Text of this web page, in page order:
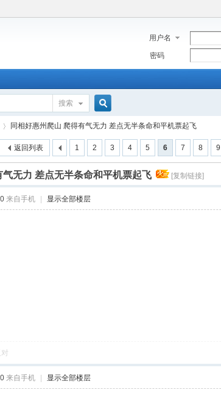
用户名
密码
搜索
搜
索
同相好惠州爬山 爬得有气无力 差点无半条命和平机票起飞
1 2 3 4 5 6 7 8 9
返回列表
气无力 差点无半条命和平机票起飞 [复制链接]
来自手机 显示全部楼层
对
来自手机 显示全部楼层